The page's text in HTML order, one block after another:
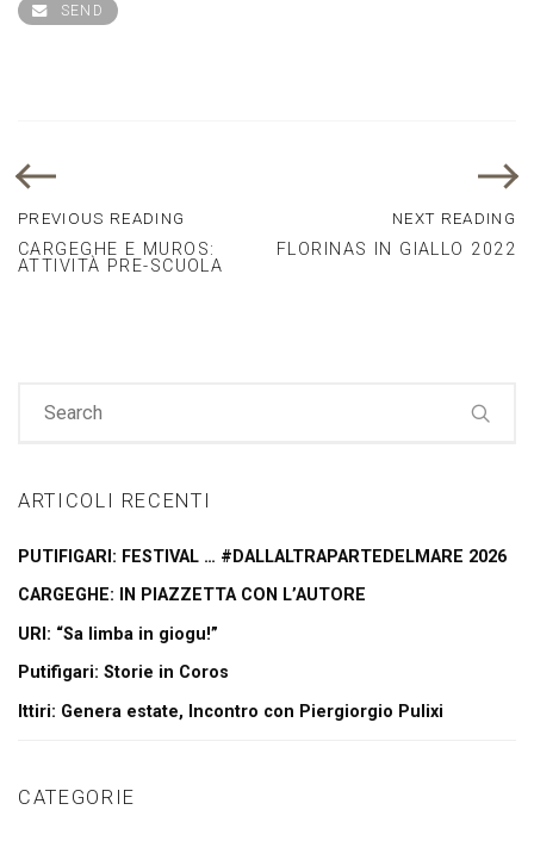
SEND
PREVIOUS READING
CARGEGHE E MUROS:
ATTIVITÀ PRE-SCUOLA
NEXT READING
FLORINAS IN GIALLO 2022
ARTICOLI RECENTI
PUTIFIGARI: FESTIVAL … #DALLALTRAPARTEDELMARE 2026
CARGEGHE: IN PIAZZETTA CON L’AUTORE
URI: “Sa limba in giogu!”
Putifigari: Storie in Coros
Ittiri: Genera estate, Incontro con Piergiorgio Pulixi
CATEGORIE